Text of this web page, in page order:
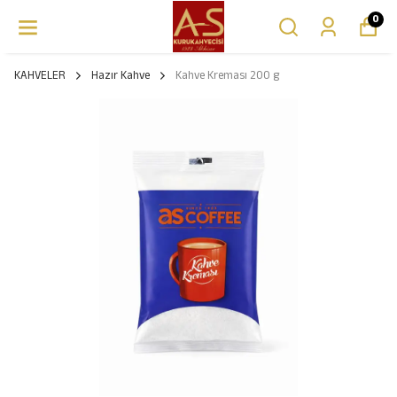
0
KAHVELER Hazır Kahve Kahve Kreması 200 g